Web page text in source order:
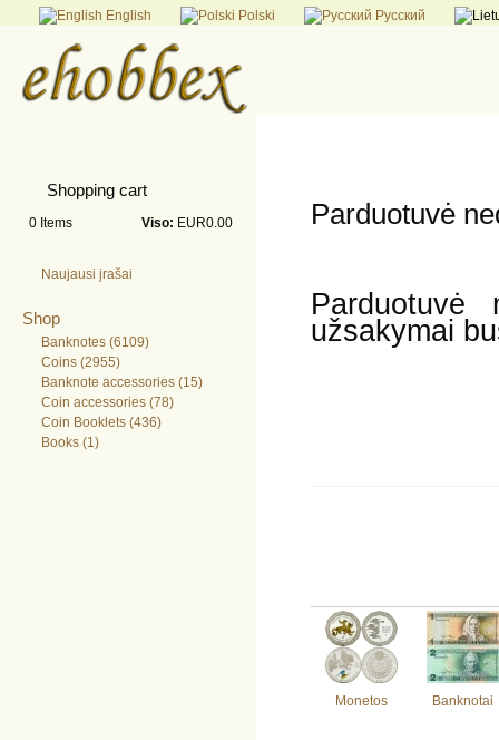
English Polski Русский
Shopping cart
0Items Viso: EUR0.00
Naujausi įrašai
Shop
Banknotes (6109)
Coins (2955)
Banknote accessories (15)
Coin accessories (78)
Coin Booklets (436)
Books (1)
Parduotuvė
užsakymai
Monetos Banknotai